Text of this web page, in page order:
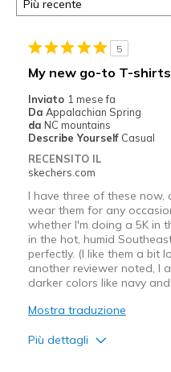
5
My new go-to T-shirts
Inviato 1 mese fa
Da Appalachian Spring
da NC mountains
Describe Yourself Casual
RECENSITO IL
skechers.com
I have three of these now,
wear them for any
whether I'm doing a 5K in
in the hot, humid
perfectly. (I like them a bit
another reviewer noted, I
darker colors like navy
Mostra traduzione
Più dettagli